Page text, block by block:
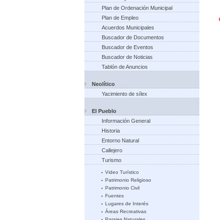
Plan de Ordenación Municipal
Plan de Empleo
Acuerdos Municipales
Buscador de Documentos
Buscador de Eventos
Buscador de Noticias
Tablón de Anuncios
Neolítico
Yacimiento de sílex
El Pueblo
Información General
Historia
Entorno Natural
Callejero
Turismo
Video Turístico
Patrimonio Religioso
Patrimonio Civil
Fuentes
Lugares de Interés
Áreas Recreativas